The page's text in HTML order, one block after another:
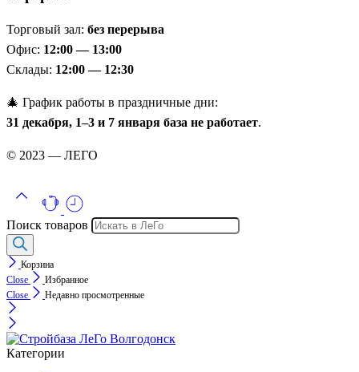
Торговый зал: без перерыва
Офис: 12:00 — 13:00
Склады: 12:00 — 12:30
🎄 График работы в праздничные дни:
31 декабря, 1–3 и 7 января база не работает.
© 2023 — ЛЕГО
Поиск товаров
Корзина
Close
Избранное
Close
Недавно просмотренные
Категории